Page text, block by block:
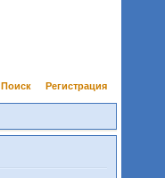
Поиск
Регистрация